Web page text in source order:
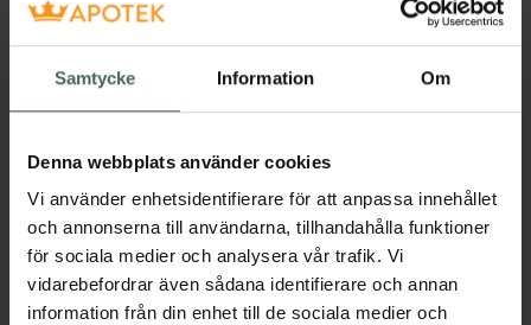
Samtycke Information Om
Denna webbplats använder cookies
Vi använder enhetsidentifierare för att anpassa innehållet
och annonserna till användarna, tillhandahålla funktioner
för sociala medier och analysera vår trafik. Vi
vidarebefordrar även sådana identifierare och annan
information från din enhet till de sociala medier och